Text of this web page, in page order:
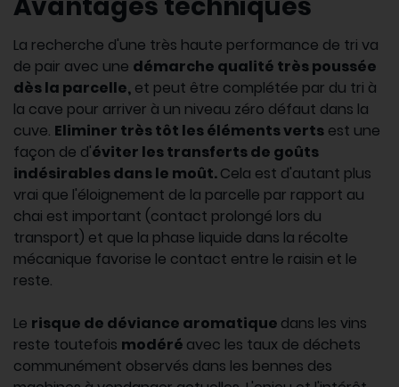
La recherche d'une très haute performance de tri va
de pair avec une démarche qualité très poussée
dès la parcelle, et peut être complétée par du tri à
la cave pour arriver à un niveau zéro défaut dans la
cuve. Eliminer très tôt les éléments verts est une
façon de d'éviter les transferts de goûts
indésirables dans le moût.Cela est d'autant plus
vrai que l'éloignement de la parcelle par rapport au
chai est important (contact prolongé lors du
transport) et que la phase liquide dans la récolte
mécanique favorise le contact entre le raisin et le
reste.
Le risque de déviance aromatique dans les vins
reste toutefois modéré avec les taux de déchets
communément observés dans les bennes des